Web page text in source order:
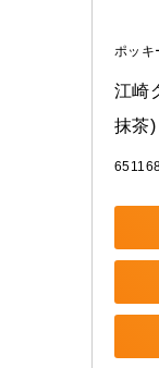
ポッキ
江崎
抹茶